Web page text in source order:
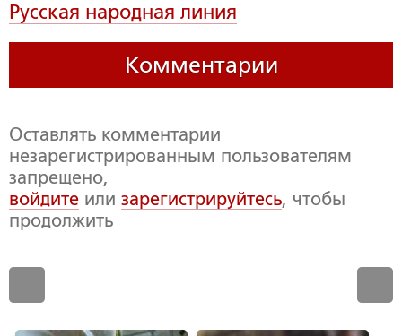
Русская народная линия
Комментарии
Оставлять комментарии
незарегистрированным пользователям
запрещено,
войдите или зарегистрируйтесь, чтобы
продолжить